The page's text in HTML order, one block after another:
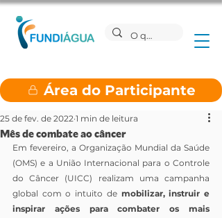
Área do Participante
Mês de combate ao câncer
25 de fev. de 2022 1 min de leitura
Em fevereiro, a Organização Mundial da Saúde
(OMS) e a União Internacional para o Controle
do Câncer (UICC) realizam uma campanha
global com o intuito de mobilizar, instruir e
inspirar ações para combater os mais